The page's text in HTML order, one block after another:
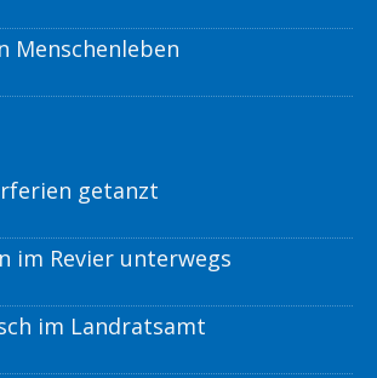
Menschenleben
getanzt
im Revier unterwegs
im Landratsamt